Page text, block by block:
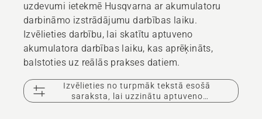
uzdevumi ietekmē Husqvarna ar akumulatoru
darbināmo izstrādājumu darbības laiku.
Izvēlieties darbību, lai skatītu aptuveno
akumulatora darbības laiku, kas aprēķināts,
balstoties uz reālās prakses datiem.
Izvēlieties no turpmāk tekstā esošā
saraksta, lai uzzinātu aptuveno